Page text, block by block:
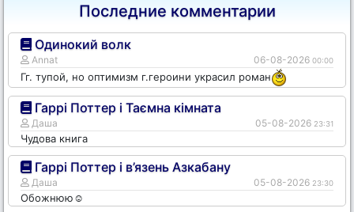
Последние комментарии
Одинокий волк
Annat 06-08-2026 00:00
Гг. тупой, но оптимизм г.героини украсил роман
Гаррі Поттер і Таємна кімната
Даша 05-08-2026 23:31
Чудова книга
Гаррі Поттер і в’язень Азкабану
Даша 05-08-2026 23:30
Обожнюю☺️